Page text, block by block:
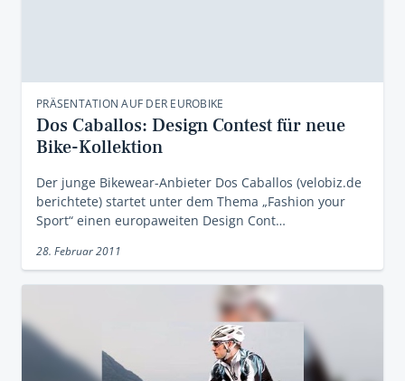
PRÄSENTATION AUF DER EUROBIKE
Dos Caballos: Design Contest für neue
Bike-Kollektion
Der junge Bikewear-Anbieter Dos Caballos (velobiz.de
berichtete) startet unter dem Thema „Fashion your
Sport“ einen europaweiten Design Cont…
28. Februar 2011